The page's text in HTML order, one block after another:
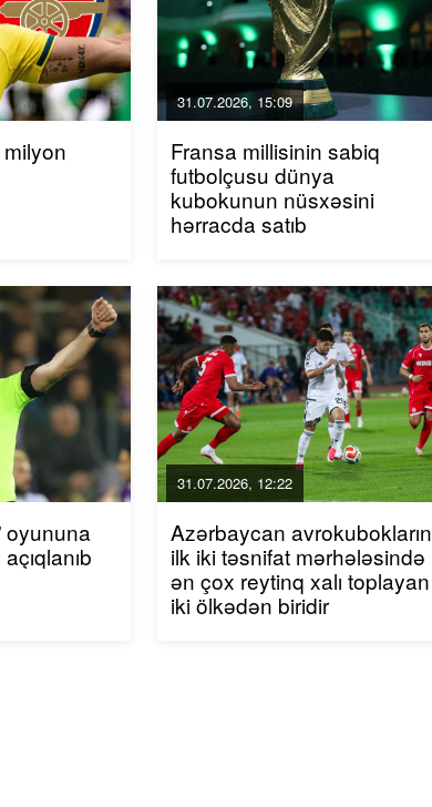
milyon
31.07.2026, 15:09
Fransa millisinin sabiq
futbolçusu dünya
kubokunun nüsxəsini
hərracda satıb
oyununa
31.07.2026, 12:22
Azərbaycan avrokubokların
ilk iki təsnifat mərhələsində
ən çox reytinq xalı toplayan
iki ölkədən biridir